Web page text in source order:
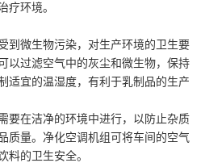
疗环境。
到微生物污染，对生产环境的卫生要
以过滤空气中的灰尘和微生物，保持
适宜的温湿度，有利于乳制品的生产
要在洁净的环境中进行，以防止杂质
质量。净化空调机组可将车间的空气
料的卫生安全。